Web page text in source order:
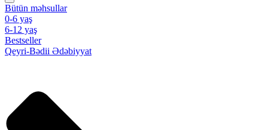
Bütün məhsullar
0-6 yaş
6-12 yaş
Bestseller
Qeyri-Bədii Ədəbiyyat